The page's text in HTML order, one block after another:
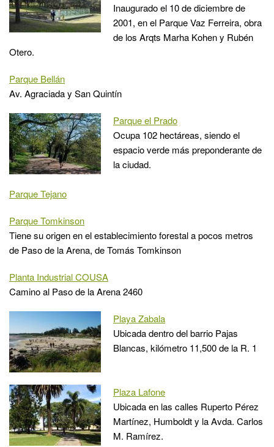
Inaugurado el 10 de diciembre de
2001, en el Parque Vaz Ferreira, obra
de los Arqts Marha Kohen y Rubén
Otero.
Parque Bellán
Av. Agraciada y San Quintín
Parque el Prado
Ocupa 102 hectáreas, siendo el
espacio verde más preponderante de
la ciudad.
Parque Tejano
Parque Tomkinson
Tiene su origen en el establecimiento forestal a pocos metros
de Paso de la Arena, de Tomás Tomkinson
Planta Industrial COUSA
Camino al Paso de la Arena 2460
Playa Zabala
Ubicada dentro del barrio Pajas
Blancas, kilómetro 11,500 de la R. 1
Plaza Lafone
Ubicada en las calles Ruperto Pérez
Martínez, Humboldt y la Avda. Carlos
M. Ramírez.